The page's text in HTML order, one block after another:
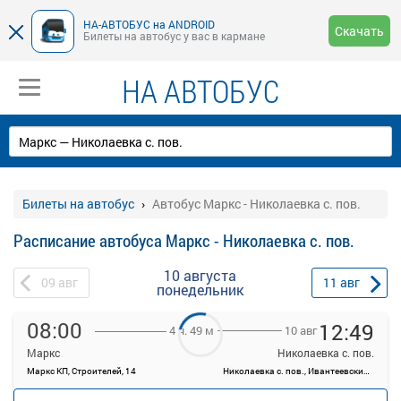
НА-АВТОБУС на ANDROID
Билеты на автобус у вас в кармане
Скачать
НА АВТОБУС
Билеты на автобус Автобус Маркс - Николаевка с. пов.
Расписание автобуса Маркс - Николаевка с. пов.
09 авг 10 августа
понедельник 11 авг
08:00
Маркс
Маркс КП, Строителей, 14
4 ч. 49 м 10 авг 12:49
Николаевка с. пов.
Николаевка с. пов., Ивантеевский район, Саратовская область
—
Продажа билетов